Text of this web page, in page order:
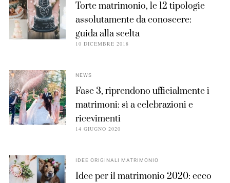
Torte matrimonio, le 12 tipologie
assolutamente da conoscere:
guida alla scelta
10 DICEMBRE 2018
NEWS
Fase 3, riprendono ufficialmente i
matrimoni: sì a celebrazioni e
ricevimenti
14 GIUGNO 2020
IDEE ORIGINALI MATRIMONIO
Idee per il matrimonio 2020: ecco